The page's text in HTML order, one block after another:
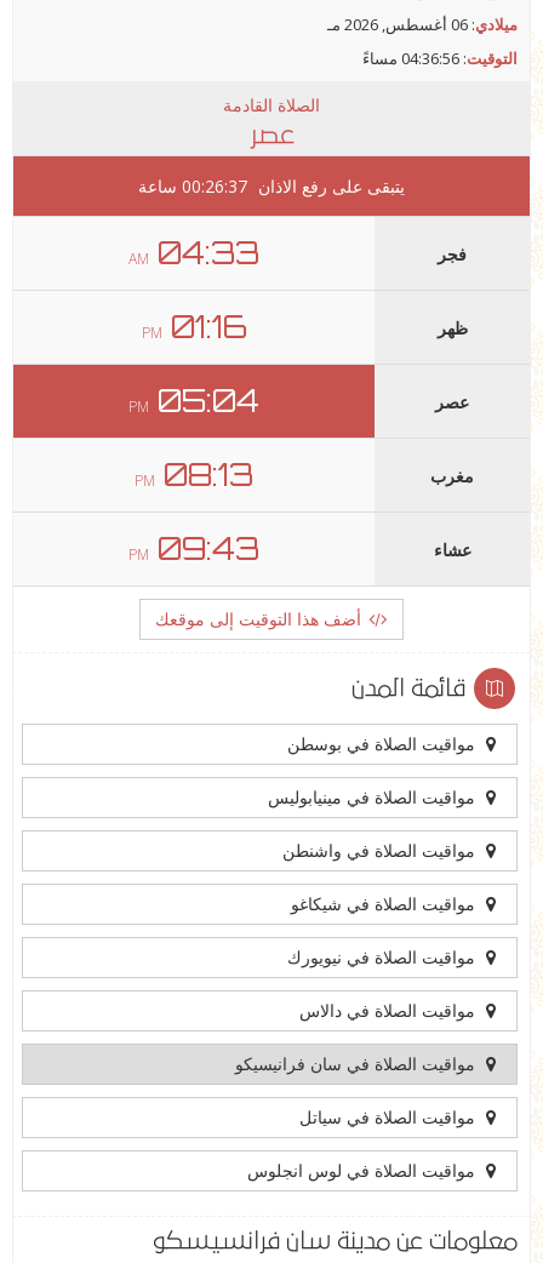
ميلادي: 06 أغسطس, 2026 مـ
التوقيت: 04:36:56 مساءً
الصلاة القادمة
عصر
يتبقى على رفع الاذان 00:26:37 ساعة
فجر
ظهر
عصر
مغرب
عشاء
04:33
AM
01:16
PM
05:04
PM
08:13
PM
09:43
PM
أضف هذا التوقيت إلى موقعك
قائمة المدن
مواقيت الصلاة في بوسطن
مواقيت الصلاة في مينيابوليس
مواقيت الصلاة في واشنطن
مواقيت الصلاة في شيكاغو
مواقيت الصلاة في نيويورك
مواقيت الصلاة في دالاس
مواقيت الصلاة في سان فرانيسيكو
مواقيت الصلاة في سياتل
مواقيت الصلاة في لوس انجلوس
معلومات عن مدينة سان فرانسيسكو